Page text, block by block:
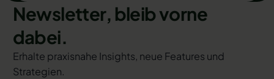
Newsletter, bleib vorne
dabei.
Erhalte praxisnahe Insights, neue Features und
Strategien.